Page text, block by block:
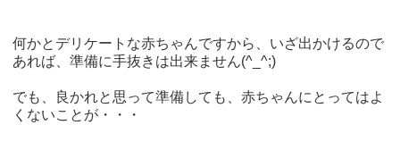
何かとデリケートな赤ちゃんですから、いざ出かけるので
あれば、準備に手抜きは出来ません(^_^;)
でも、良かれと思って準備しても、赤ちゃんにとってはよ
くないことが・・・